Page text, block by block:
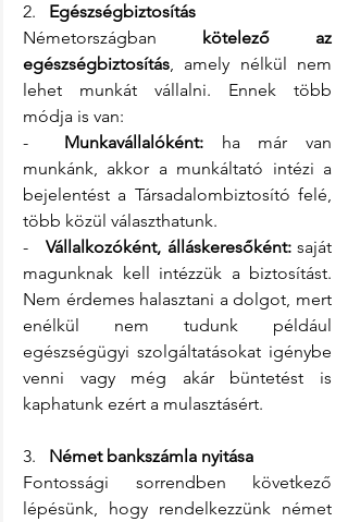
2. Egészségbiztosítás
Németországban
kötelező az
egészségbiztosítás, amely nélkül nem
lehet munkát vállalni. Ennek több
módja is van:
- Munkavállalóként: ha már van
munkánk, akkor a munkáltató intézi a
bejelentést a Társadalombiztosító felé,
több közül választhatunk.
- Vállalkozóként, álláskeresőként: saját
magunknak kell intézzük a biztosítást.
Nem érdemes halasztani a dolgot, mert
enélkül nem tudunk például
egészségügyi szolgáltatásokat igénybe
venni vagy még akár büntetést is
kaphatunk ezért a mulasztásért.
3. Német bankszámla nyitása
Fontossági sorrendben következő
lépésünk, hogy rendelkezzünk német